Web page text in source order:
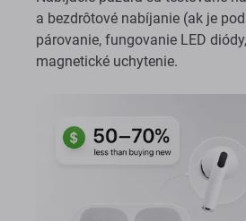
a bezdrôtové nabíjanie (ak je
párovanie, fungovanie LED
magnetické uchytenie.